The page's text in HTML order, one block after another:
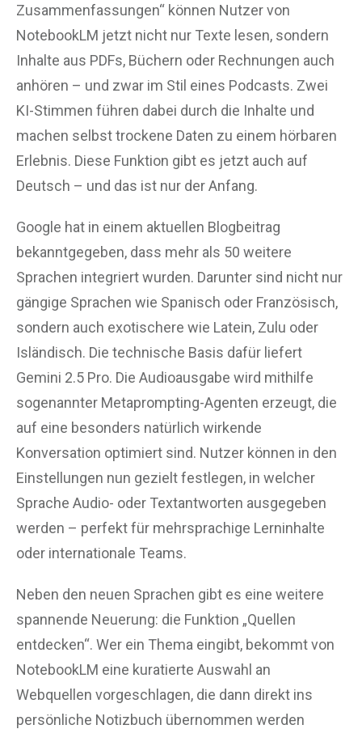
Zusammenfassungen“ können Nutzer von
NotebookLM jetzt nicht nur Texte lesen, sondern
Inhalte aus PDFs, Büchern oder Rechnungen auch
anhören – und zwar im Stil eines Podcasts. Zwei
KI-Stimmen führen dabei durch die Inhalte und
machen selbst trockene Daten zu einem hörbaren
Erlebnis. Diese Funktion gibt es jetzt auch auf
Deutsch – und das ist nur der Anfang.
Google hat in einem aktuellen Blogbeitrag
bekanntgegeben, dass mehr als 50 weitere
Sprachen integriert wurden. Darunter sind nicht nur
gängige Sprachen wie Spanisch oder Französisch,
sondern auch exotischere wie Latein, Zulu oder
Isländisch. Die technische Basis dafür liefert
Gemini 2.5 Pro. Die Audioausgabe wird mithilfe
sogenannter Metaprompting-Agenten erzeugt, die
auf eine besonders natürlich wirkende
Konversation optimiert sind. Nutzer können in den
Einstellungen nun gezielt festlegen, in welcher
Sprache Audio- oder Textantworten ausgegeben
werden – perfekt für mehrsprachige Lerninhalte
oder internationale Teams.
Neben den neuen Sprachen gibt es eine weitere
spannende Neuerung: die Funktion „Quellen
entdecken“. Wer ein Thema eingibt, bekommt von
NotebookLM eine kuratierte Auswahl an
Webquellen vorgeschlagen, die dann direkt ins
persönliche Notizbuch übernommen werden